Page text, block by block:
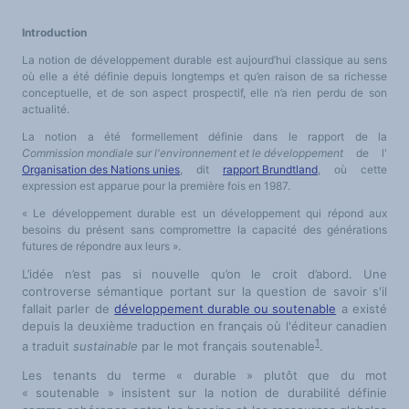
Langues et géopolitique - L'avenir des langues
Politiques et droits linguistiques
Dynamique des langues
Langues et histoire
Langues, sciences et philosophie
Science ouverte
Terminologie
Textes de référence
DOSSIERS THÉMATIQUES
Education et recherche
Culture et industries culturelles
International
Accès au dictionnaire des anglicismes
Accéder à la plateforme pour la traduction (en construction)
Accès à la banque de données Relations internationales
Accéder au site de l'OPA (Observatoire du plurilinguisme en Afrique)
ACTUALITÉS/EVENEMENTS
Actualités
Manifestations
Les victoires du plurilinguisme
Chroniques et humeurs
Courrier des lecteurs
Annonces
Anglicismes-anglicisation
Humour et plurilinguisme
Introduction
La notion de développement durable est aujourd’hui classique au sens
où elle a été définie depuis longtemps et qu’en raison de sa richesse
conceptuelle, et de son aspect prospectif, elle n’a rien perdu de son
actualité.
La notion a été formellement définie dans le rapport de la
Commission mondiale sur l'environnement et le développement de l'
Organisation des Nations unies, dit rapport Brundtland, où cette
expression est apparue pour la première fois en 1987.
« Le développement durable est un développement qui répond aux
besoins du présent sans compromettre la capacité des générations
futures de répondre aux leurs ».
L’idée n’est pas si nouvelle qu’on le croit d’abord. Une
controverse sémantique portant sur la question de savoir s'il
fallait parler dedéveloppement durable ou soutenable a existé
depuis la deuxième traduction en français où l'éditeur canadien
a traduit sustainable par le mot français soutenable1.
Les tenants du terme « durable » plutôt que du mot
« soutenable » insistent sur la notion de durabilité définie